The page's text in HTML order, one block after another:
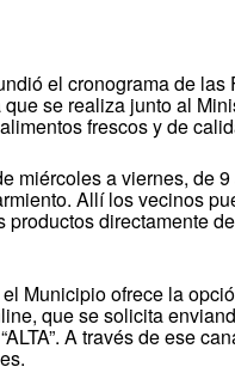
el cronograma de
se realiza junto al
frescos y de
miércoles a viernes, de
Allí los vecinos
productos directamente
Municipio ofrece la
que se solicita
A través de ese